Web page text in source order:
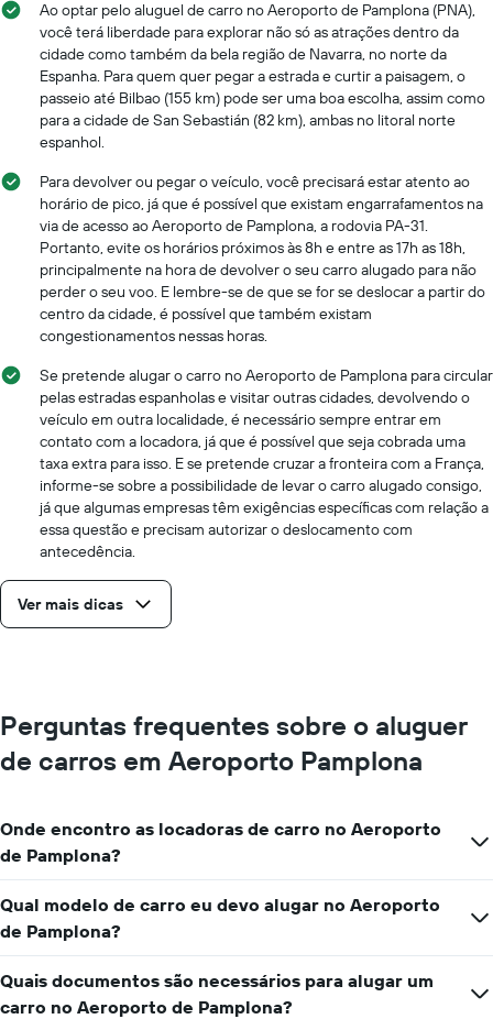
Ao optar pelo aluguel de carro no Aeroporto de Pamplona (PNA),
você terá liberdade para explorar não só as atrações dentro da
cidade como também da bela região de Navarra, no norte da
Espanha. Para quem quer pegar a estrada e curtir a paisagem, o
passeio até Bilbao (155 km) pode ser uma boa escolha, assim como
para a cidade de San Sebastián (82 km), ambas no litoral norte
espanhol.
Para devolver ou pegar o veículo, você precisará estar atento ao
horário de pico, já que é possível que existam engarrafamentos na
via de acesso ao Aeroporto de Pamplona, a rodovia PA-31.
Portanto, evite os horários próximos às 8h e entre as 17h as 18h,
principalmente na hora de devolver o seu carro alugado para não
perder o seu voo. E lembre-se de que se for se deslocar a partir do
centro da cidade, é possível que também existam
congestionamentos nessas horas.
Se pretende alugar o carro no Aeroporto de Pamplona para circular
pelas estradas espanholas e visitar outras cidades, devolvendo o
veículo em outra localidade, é necessário sempre entrar em
contato com a locadora, já que é possível que seja cobrada uma
taxa extra para isso. E se pretende cruzar a fronteira com a França,
informe-se sobre a possibilidade de levar o carro alugado consigo,
já que algumas empresas têm exigências específicas com relação a
essa questão e precisam autorizar o deslocamento com
antecedência.
Ver mais dicas
Perguntas frequentes sobre o aluguer
de carros em Aeroporto Pamplona
Onde encontro as locadoras de carro no Aeroporto
de Pamplona?
Qual modelo de carro eu devo alugar no Aeroporto
de Pamplona?
Quais documentos são necessários para alugar um
carro no Aeroporto de Pamplona?